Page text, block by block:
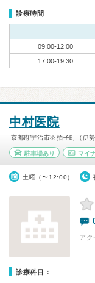
診療時間
09:00-12:00
17:00-19:30
中村医院
京都府宇治市羽拍子町（伊
駐車場あり マイ
土曜（〜12:00）
ア
診療科目：